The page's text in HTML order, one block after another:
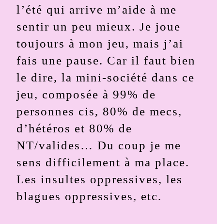
l’été qui arrive m’aide à me
sentir un peu mieux. Je joue
toujours à mon jeu, mais j’ai
fais une pause. Car il faut bien
le dire, la mini-société dans ce
jeu, composée à 99% de
personnes cis, 80% de mecs,
d’hétéros et 80% de
NT/valides… Du coup je me
sens difficilement à ma place.
Les insultes oppressives, les
blagues oppressives, etc.